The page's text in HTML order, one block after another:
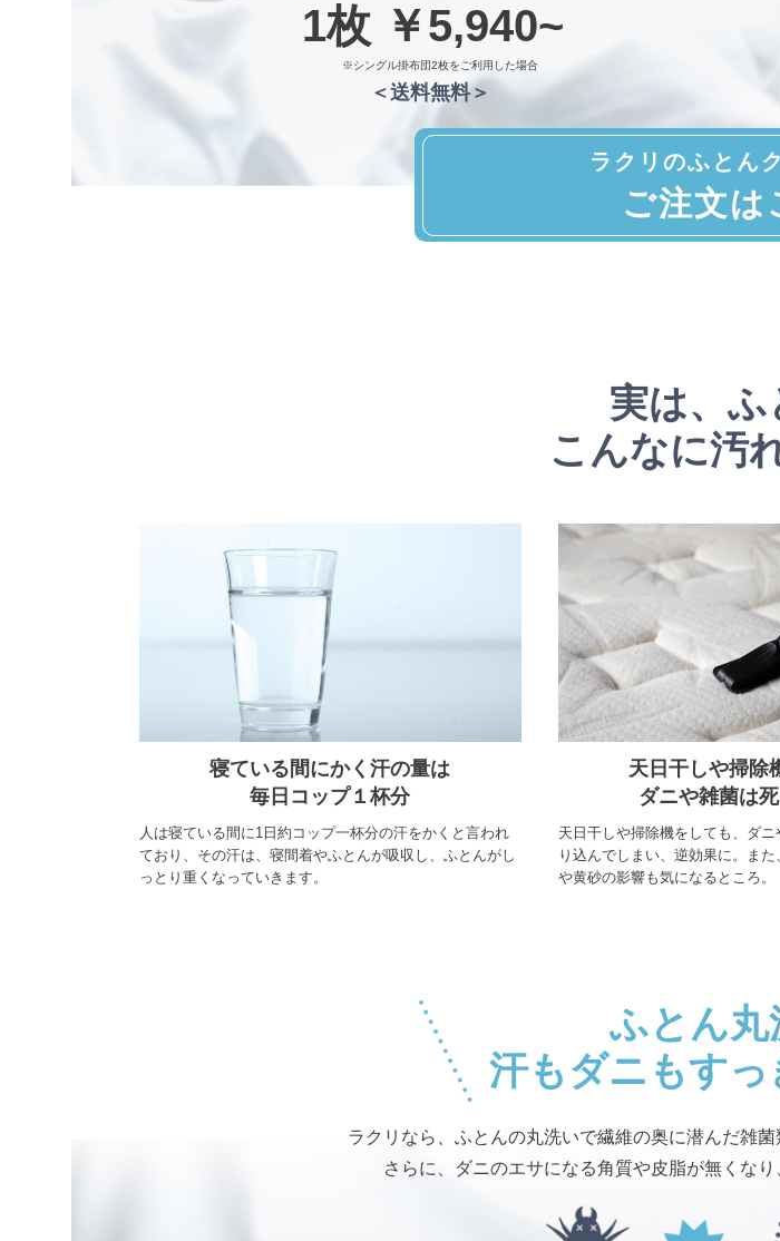
1枚 ￥5,940~
※シングル掛布団2枚をご利用した場合
＜送料無料＞
ラクリのふとん
ご注文は
実は、ふ
こんなに汚
寝ている間にかく汗の量は
毎日コップ１杯分
人は寝ている間に1日約コップ一杯分の汗をかくと言われ
ており、その汗は、寝間着やふとんが吸収し、ふとんがし
っとり重くなっていきます。
天日干しや掃除
ダニや雑菌は
天日干しや掃除機をしても、ダ
り込んでしまい、逆効果に。ま
や黄砂の影響も気になるところ。
ふとん丸
汗もダニもす
ラクリなら、ふとんの丸洗いで繊維の奥に潜んだ雑
さらに、ダニのエサになる角質や皮脂が無くな